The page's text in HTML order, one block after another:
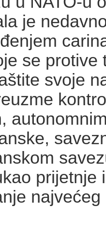
je
se protive
svoje
prijetnje
najvećeg